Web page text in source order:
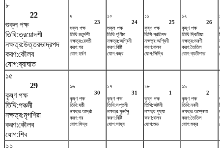
৮
22
শুক্ল পক্ষ
তিথি:ত্রয়োদশী
নক্ষত্র:উত্তরভাদ্রপদ
করণ:কৌলব
যোগ:ব্যাঘাত
৯
23
শুক্ল পক্ষ
তিথি:চতুর্দশী
নক্ষত্র:রেবতী
করণ:গর
যোগ:হর্ষণ
১০
24
শুক্ল পক্ষ
তিথি:পূর্ণিমা
নক্ষত্র:অশ্বিনী
করণ:বিষ্টি
যোগ:বজ্র
১১
25
কৃষ্ণ পক্ষ
তিথি:প্রতিপদ
নক্ষত্র:অশ্বিনী
করণ:বালব
যোগ:সিদ্ধি
১২
26
কৃষ্ণ পক্ষ
তিথি:দ্বিতীয়া
নক্ষত্র:ভরণী
করণ:তৈতিল
যোগ:ব্যতীপাত
১৫
29
কৃষ্ণ পক্ষ
তিথি:পঞ্চমী
নক্ষত্র:মৃগশিরা
করণ:কৌলব
যোগ:শিব
১৬
30
কৃষ্ণ পক্ষ
তিথি:ষষ্ঠী
নক্ষত্র:আর্দ্রা
করণ:গর
যোগ:সিদ্ধ
১৭
31
কৃষ্ণ পক্ষ
তিথি:সপ্তমী
নক্ষত্র:পুনর্বসু
করণ:বিষ্টি
যোগ:সাধ্য
১৮
1
কৃষ্ণ পক্ষ
তিথি:অষ্টমী
নক্ষত্র:পুষ্যা
করণ:বালব
যোগ:শুভ
১৯
2
কৃষ্ণ পক্ষ
তিথি:নবমী
নক্ষত্র:অশ্লেষা
করণ:তৈতিল
যোগ:শুক্র